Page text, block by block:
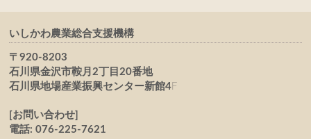
いしかわ農業総合支援機構
〒920-8203
石川県金沢市鞍月2丁目20番地
石川県地場産業振興センター新館4F
[お問い合わせ]
電話: 076-225-7621